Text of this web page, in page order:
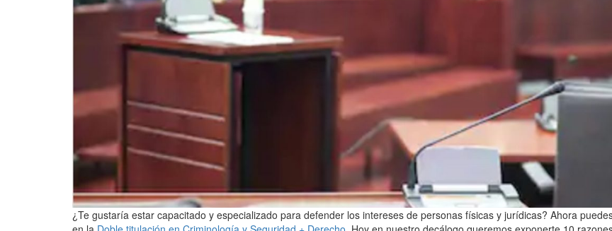
¿Te gustaría estar capacitado y especializado para defender los intereses de personas físicas y jurídicas? Ahora